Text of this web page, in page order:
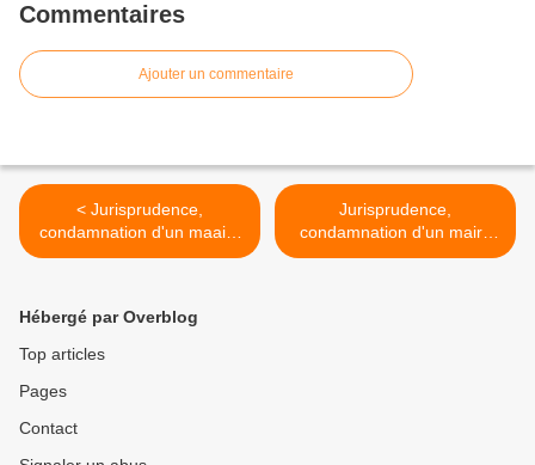
Commentaires
Ajouter un commentaire
< Jurisprudence,
condamnation d'un maaire
pour harcelement moral
Jurisprudence,
condamnation d'un maire
pour agression sexuelle
Hébergé par Overblog
Top articles
Pages
Contact